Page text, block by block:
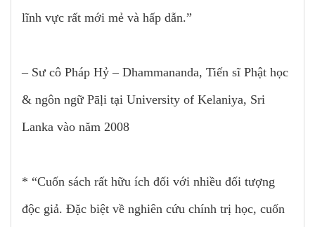
lĩnh vực rất mới mẻ và hấp dẫn.”
– Sư cô Pháp Hỷ – Dhammananda, Tiến sĩ Phật học
& ngôn ngữ Pāḷi tại University of Kelaniya, Sri
Lanka vào năm 2008
* “Cuốn sách rất hữu ích đối với nhiều đối tượng
độc giả. Đặc biệt về nghiên cứu chính trị học, cuốn